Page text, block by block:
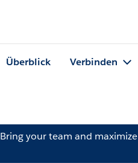
Überblick Verbinden
Bring your team and